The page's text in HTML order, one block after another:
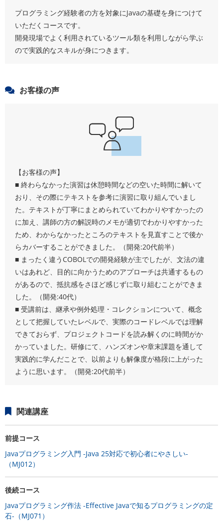
プログラミング経験者の方を対象にJavaの基礎を身につけて
いただくコースです。
開発現場でよく利用されているツール類を利用しながら学ぶ
ので実践的なスキルが身につきます。
お客様の声
【お客様の声】
■ 終わらなかった演習は休憩時間などの空いた時間に解いて
おり、その際にテキストを参考に演習に取り組んでいまし
た。テキストが丁寧にまとめられていてわかりやすかったの
に加え、講師の方の解説時のメモが適切でわかりやすかった
ため、わからなかったところのテキストを見直すことで後か
らカバーすることができました。（開発:20代前半）
■ まったく違うCOBOLでの開発経験が主でしたが、文法の違
いはあれど、目的に向かうためのアプローチは共通するもの
があるので、抵抗感をさほど感じずに取り組むことができま
した。（開発:40代）
■ 受講前は、継承や例外処理・コレクションについて、概念
として把握していたレベルで、実際のコードレベルでは理解
できておらず、プロジェクトコードを読み解くのに時間がか
かっていました。研修にて、ハンズオンや章末課題を通して
実践的に学んだことで、以前よりも解像度が格段に上がった
ように思います。（開発:20代前半）
関連講座
前提コース
Javaプログラミング入門 -Java 25対応で初心者にやさしい-
（MJ012）
後続コース
Javaプログラミング作法 -Effective Javaで知るプログラミングの定
石-（MJ071）